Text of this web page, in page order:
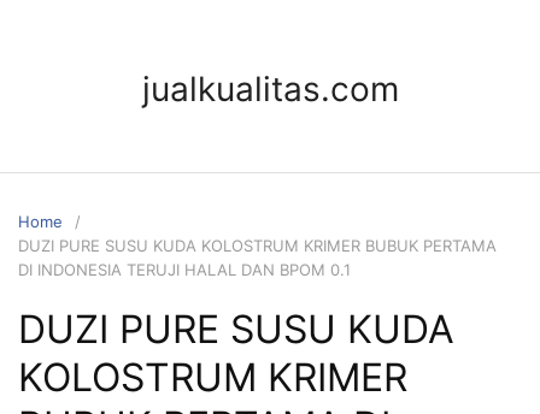
jualkualitas.com
Home
DUZI PURE SUSU KUDA KOLOSTRUM KRIMER BUBUK PERTAMA
DI INDONESIA TERUJI HALAL DAN BPOM 0.1
DUZI PURE SUSU KUDA
KOLOSTRUM KRIMER